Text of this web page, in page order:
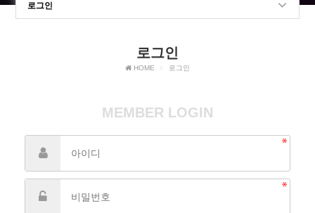
로그인
로그인
HOME 로그인
MEMBER LOGIN